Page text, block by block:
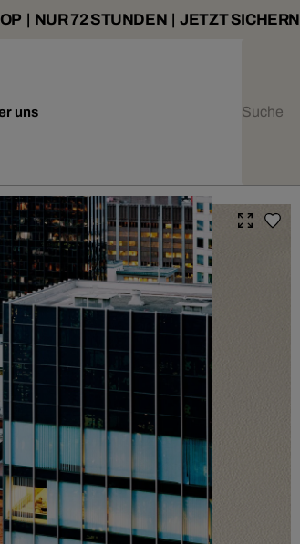
| NUR 72 STUNDEN | JETZT SICHERN
uns